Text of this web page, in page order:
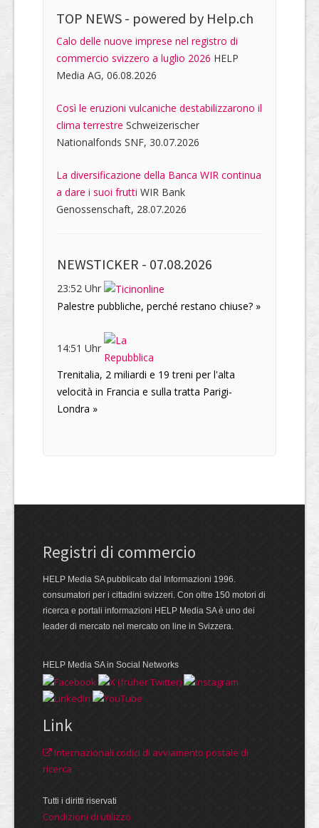
TOP NEWS - powered by Help.ch
Calo delle nuove imprese nel registro di
commercio svizzero a luglio 2026 HELP
Media AG, 06.08.2026
Così le eruzioni vulcaniche destabilizzarono il
clima terrestre Schweizerischer
Nationalfonds SNF, 30.07.2026
La diversificazione della Banca WIR continua
a dare i suoi frutti WIR Bank
Genossenschaft, 28.07.2026
NEWSTICKER - 07.08.2026
23:52 Uhr
Palestre pubbliche, perché restano chiuse? »
14:51 Uhr
Trenitalia, 2 miliardi e 19 treni per l'alta
velocità in Francia e sulla tratta Parigi-
Londra »
Registri di commercio
HELP Media SA pubblicato dal Informazioni 1996.
consumatori per i cittadini svizzeri. Con oltre 150 motori di
ricerca e portali informazioni HELP Media SA è uno dei
leader di mercato nel mercato on line in Svizzera.
HELP Media SA in Social Networks
Link
Internazionali codici di avviamento postale di
ricerca
Tutti i diritti riservati
Condizioni di utilizzo